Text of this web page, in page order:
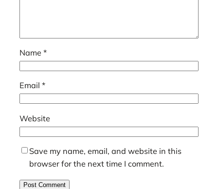
Name *
Email *
Website
Save my name, email, and website in this
browser for the next time I comment.